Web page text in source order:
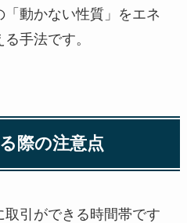
動かない性質」をエネ
手法です。
際の注意点
引ができる時間帯です